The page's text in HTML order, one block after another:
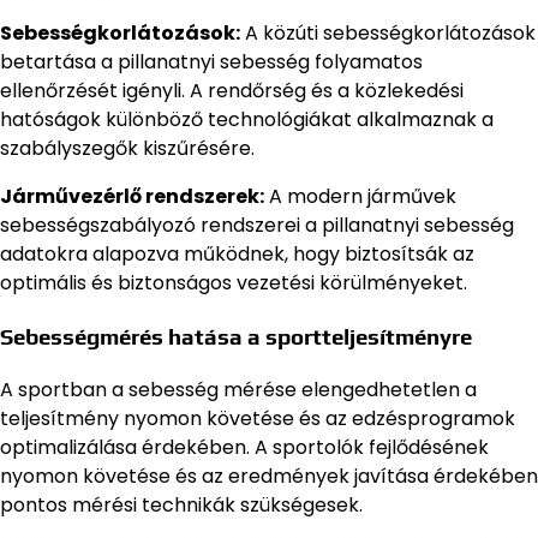
Sebességkorlátozások:A közúti sebességkorlátozások
betartása a pillanatnyi sebesség folyamatos
ellenőrzését igényli. A rendőrség és a közlekedési
hatóságok különböző technológiákat alkalmaznak a
szabályszegők kiszűrésére.
Járművezérlő rendszerek:A modern járművek
sebességszabályozó rendszerei a pillanatnyi sebesség
adatokra alapozva működnek, hogy biztosítsák az
optimális és biztonságos vezetési körülményeket.
Sebességmérés hatása a sportteljesítményre
A sportban a sebesség mérése elengedhetetlen a
teljesítmény nyomon követése és az edzésprogramok
optimalizálása érdekében. A sportolók fejlődésének
nyomon követése és az eredmények javítása érdekében
pontos mérési technikák szükségesek.